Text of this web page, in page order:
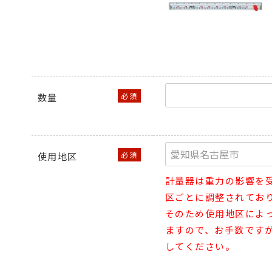
数量
使用地区
計量器は重力の影響を
区ごとに調整されてお
そのため使用地区によ
ますので、お手数です
してください。